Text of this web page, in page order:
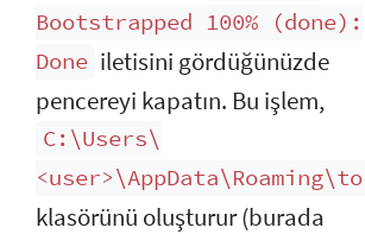
Bootstrapped 100% (done):
Done iletisini gördüğünüzde
pencereyi kapatın. Bu işlem,
C:\Users\
klasörünü oluşturur (burada